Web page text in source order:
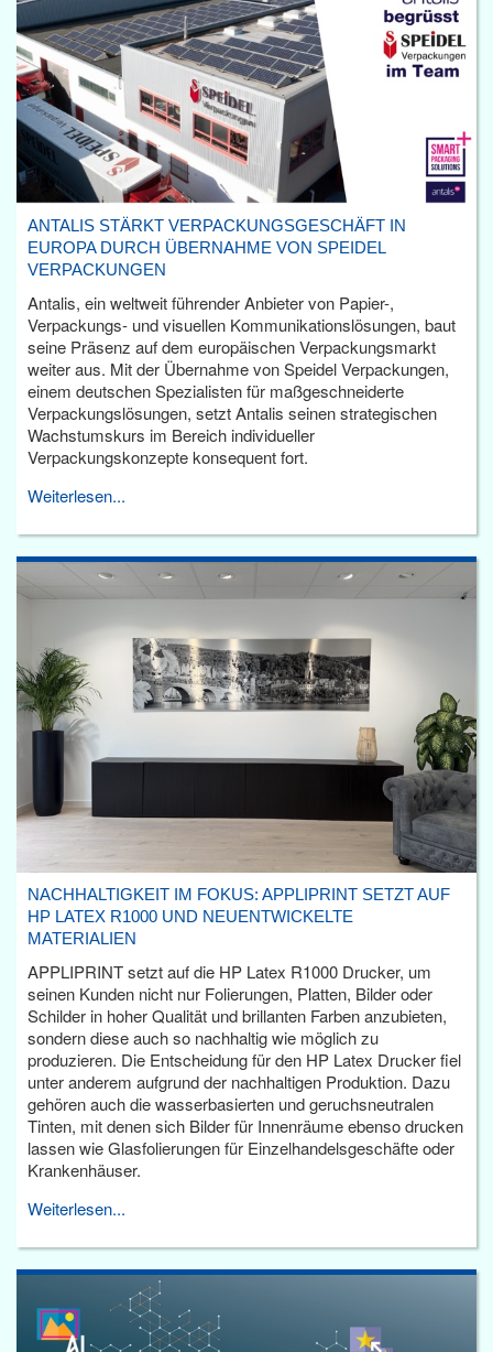
ANTALIS STÄRKT VERPACKUNGSGESCHÄFT IN
EUROPA DURCH ÜBERNAHME VON SPEIDEL
VERPACKUNGEN
Antalis, ein weltweit führender Anbieter von Papier-,
Verpackungs- und visuellen Kommunikationslösungen, baut
seine Präsenz auf dem europäischen Verpackungsmarkt
weiter aus. Mit der Übernahme von Speidel Verpackungen,
einem deutschen Spezialisten für maßgeschneiderte
Verpackungslösungen, setzt Antalis seinen strategischen
Wachstumskurs im Bereich individueller
Verpackungskonzepte konsequent fort.
Weiterlesen...
NACHHALTIGKEIT IM FOKUS: APPLIPRINT SETZT AUF
HP LATEX R1000 UND NEUENTWICKELTE
MATERIALIEN
APPLIPRINT setzt auf die HP Latex R1000 Drucker, um
seinen Kunden nicht nur Folierungen, Platten, Bilder oder
Schilder in hoher Qualität und brillanten Farben anzubieten,
sondern diese auch so nachhaltig wie möglich zu
produzieren. Die Entscheidung für den HP Latex Drucker fiel
unter anderem aufgrund der nachhaltigen Produktion. Dazu
gehören auch die wasserbasierten und geruchsneutralen
Tinten, mit denen sich Bilder für Innenräume ebenso drucken
lassen wie Glasfolierungen für Einzelhandelsgeschäfte oder
Krankenhäuser.
Weiterlesen...